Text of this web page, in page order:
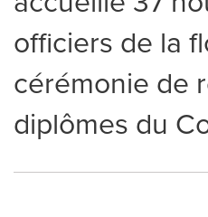
officiers de la
cérémonie de
diplômes du